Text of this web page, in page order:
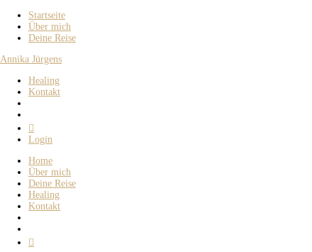
Startseite
Über mich
Deine Reise
Annika Jürgens
Healing
Kontakt

Login
Home
Über mich
Deine Reise
Healing
Kontakt
